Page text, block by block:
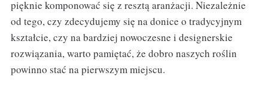
pięknie komponować się z resztą aranżacji. Niezależnie
od tego, czy zdecydujemy się na donice o tradycyjnym
kształcie, czy na bardziej nowoczesne i designerskie
rozwiązania, warto pamiętać, że dobro naszych roślin
powinno stać na pierwszym miejscu.